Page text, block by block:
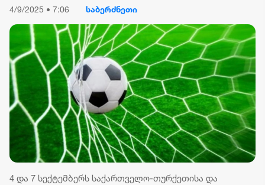
4/9/2025 • 7:06 საბერძნეთი
4 და 7 სექტემბერს საქართველო-თურქეთისა და